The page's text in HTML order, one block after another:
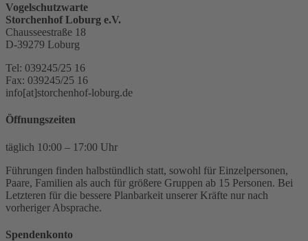
Vogelschutzwarte
Storchenhof Loburg e.V.
Chausseestraße 18
D-39279 Loburg
Tel: 039245/25 16
Fax: 039245/25 16
info[at]storchenhof-loburg.de
Öffnungszeiten
täglich 10:00 – 17:00 Uhr
Führungen finden halbstündlich statt, sowohl für Einzelpersonen,
Paare, Familien als auch für größere Gruppen ab 15 Personen. Bei
Letzteren für die bessere Planbarkeit unserer Kräfte nur nach
vorheriger Absprache.
Spendenkonto